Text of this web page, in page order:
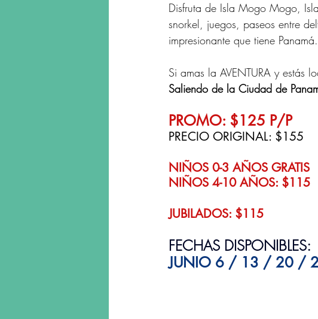
Disfruta de Isla Mogo Mogo,
snorkel, juegos, paseos entre
impresionante que tiene Panamá.
Si amas la AVENTURA y estás
Saliendo de la Ciudad de
PROMO: $125 P/P
PRECIO ORIGINAL: $155
NIÑOS 0-3 AÑOS GRATIS
NIÑOS 4-10 AÑOS: $115
JUBILADOS: $115
FECHAS DISPONIBLES:
JUNIO 6 / 13 / 20 /